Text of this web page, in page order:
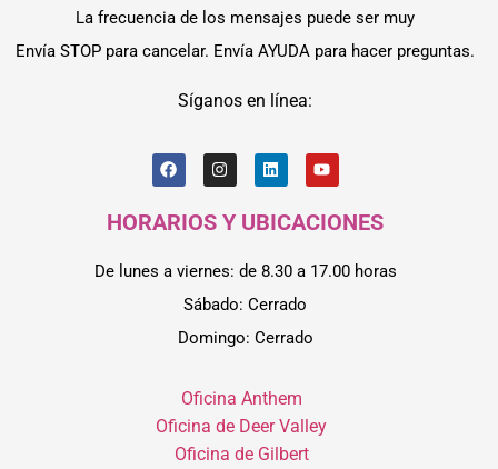
La frecuencia de los mensajes puede ser muy
Envía STOP para cancelar. Envía AYUDA para hacer preguntas.
Síganos en línea:
HORARIOS Y UBICACIONES
De lunes a viernes: de 8.30 a 17.00 horas
Sábado: Cerrado
Domingo: Cerrado
Oficina Anthem
Oficina de Deer Valley
Oficina de Gilbert